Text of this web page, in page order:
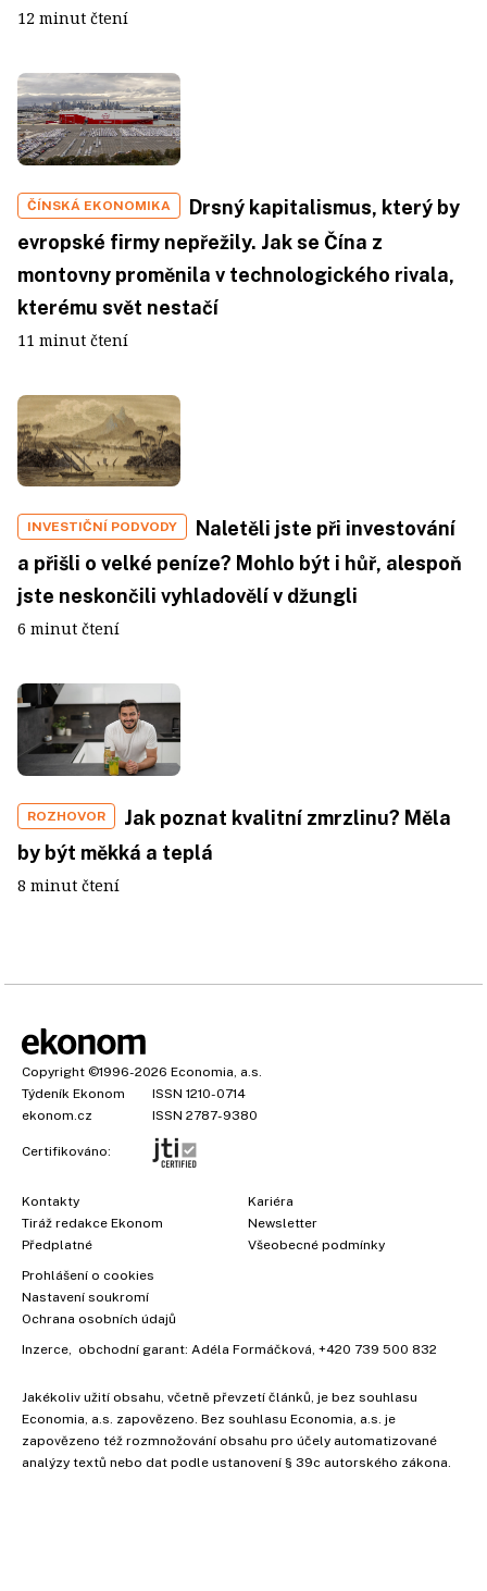
12 minut čtení
ČÍNSKÁ EKONOMIKA
Drsný kapitalismus, který by
evropské firmy nepřežily. Jak se Čína z
montovny proměnila v technologického rivala,
kterému svět nestačí
11 minut čtení
INVESTIČNÍ PODVODY
Naletěli jste při investování
a přišli o velké peníze? Mohlo být i hůř, alespoň
jste neskončili vyhladovělí v džungli
6 minut čtení
ROZHOVOR
Jak poznat kvalitní zmrzlinu? Měla
by být měkká a teplá
8 minut čtení
Copyright ©1996-2026 Economia, a.s.
Týdeník Ekonom
ISSN 1210-0714
ekonom.cz
ISSN 2787-9380
Certifikováno:
Kontakty
Tiráž redakce Ekonom
Předplatné
Kariéra
Newsletter
Všeobecné podmínky
Prohlášení o cookies
Nastavení soukromí
Ochrana osobních údajů
Inzerce , obchodní garant: Adéla Formáčková +420 739 500 832
Jakékoliv užití obsahu, včetně převzetí článků, je bez souhlasu
Economia, a.s. zapovězeno. Bez souhlasu Economia, a.s. je
zapovězeno též rozmnožování obsahu pro účely automatizované
analýzy textů nebo dat podle ustanovení § 39c autorského zákona.